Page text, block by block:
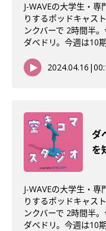
J-WAVEの大学生・
りするポッドキャス
ンクバーで 2時間半
ダベドリ。今週は10
2024.04.16 |
ダ
を
J-WAVEの大学生・
りするポッドキャス
ンクバーで 2時間半
ダベドリ。今週は10